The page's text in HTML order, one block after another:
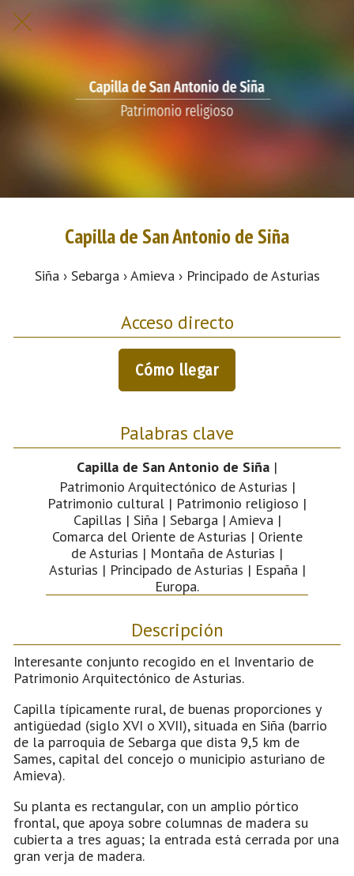
Capilla de San Antonio de Siña
Siña › Sebarga › Amieva › Principado de Asturias
Acceso directo
Cómo llegar
Palabras clave
Capilla de San Antonio de Siña |
Patrimonio Arquitectónico de Asturias |
Patrimonio cultural | Patrimonio religioso |
Capillas | Siña | Sebarga | Amieva |
Comarca del Oriente de Asturias | Oriente
de Asturias | Montaña de Asturias |
Asturias | Principado de Asturias | España |
Europa.
Descripción
Interesante conjunto recogido en el Inventario de
Patrimonio Arquitectónico de Asturias.
Capilla típicamente rural, de buenas proporciones y
antigüedad (siglo XVI o XVII), situada en Siña (barrio
de la parroquia de Sebarga que dista 9,5 km de
Sames, capital del concejo o municipio asturiano de
Amieva).
Su planta es rectangular, con un amplio pórtico
frontal, que apoya sobre columnas de madera su
cubierta a tres aguas; la entrada está cerrada por una
gran verja de madera.